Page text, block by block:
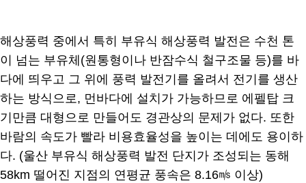
해상풍력 중에서 특히 부유식 해상풍력 발전은 수천 톤
이 넘는 부유체(원통형이나 반잠수식 철구조물 등)를 바
다에 띄우고 그 위에 풍력 발전기를 올려서 전기를 생산
하는 방식으로, 먼바다에 설치가 가능하므로 에펠탑 크
기만큼 대형으로 만들어도 경관상의 문제가 없다. 또한
바람의 속도가 빨라 비용효율성을 높이는 데에도 용이하
다. (울산 부유식 해상풍력 발전 단지가 조성되는 동해
58km 떨어진 지점의 연평균 풍속은 8.16㎧ 이상)